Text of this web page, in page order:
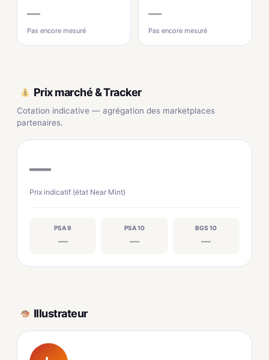
—
Pas encore mesuré
—
Pas encore mesuré
Prix marché & Tracker
Cotation indicative — agrégation des marketplaces
partenaires.
—
Prix indicatif (état Near Mint)
PSA 9
—
PSA 10
—
BGS 10
—
Illustrateur